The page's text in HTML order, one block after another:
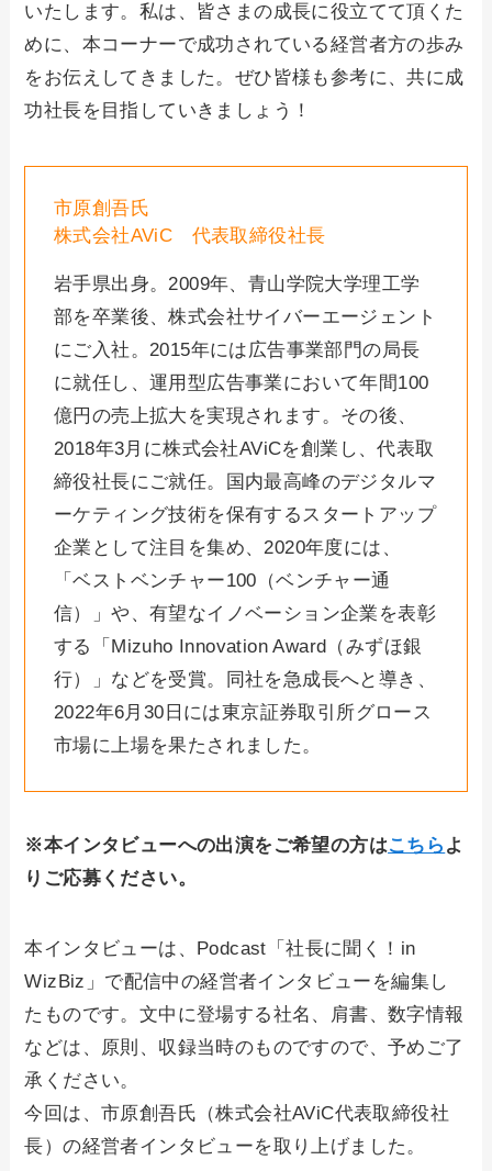
いたします。私は、皆さまの成長に役立てて頂くた
めに、本コーナーで成功されている経営者方の歩み
をお伝えしてきました。ぜひ皆様も参考に、共に成
功社長を目指していきましょう！
市原創吾氏
株式会社AViC 代表取締役社長
岩手県出身。2009年、青山学院大学理工学
部を卒業後、株式会社サイバーエージェント
にご入社。2015年には広告事業部門の局長
に就任し、運用型広告事業において年間100
億円の売上拡大を実現されます。その後、
2018年3月に株式会社AViCを創業し、代表取
締役社長にご就任。国内最高峰のデジタルマ
ーケティング技術を保有するスタートアップ
企業として注目を集め、2020年度には、
「ベストベンチャー100（ベンチャー通
信）」や、有望なイノベーション企業を表彰
する「Mizuho Innovation Award（みずほ銀
行）」などを受賞。同社を急成長へと導き、
2022年6月30日には東京証券取引所グロース
市場に上場を果たされました。
※本インタビューへの出演をご希望の方はこちら よ
りご応募ください。
本インタビューは、Podcast「社長に聞く！in
WizBiz」で配信中の経営者インタビューを編集し
たものです。文中に登場する社名、肩書、数字情報
などは、原則、収録当時のものですので、予めご了
承ください。
今回は、市原創吾氏（株式会社AViC代表取締役社
長）の経営者インタビューを取り上げました。